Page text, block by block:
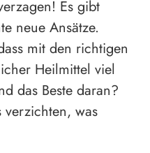
Es gibt
neue Ansätze.
mit den richtigen
Heilmittel viel
das Beste daran?
was